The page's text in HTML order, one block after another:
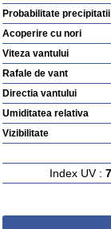
Probabilitate precipitatii
Acoperire cu nori
Viteza vantului
Rafale de vant
Directia vantului
Umiditatea relativa
Vizibilitate
Index UV : 7